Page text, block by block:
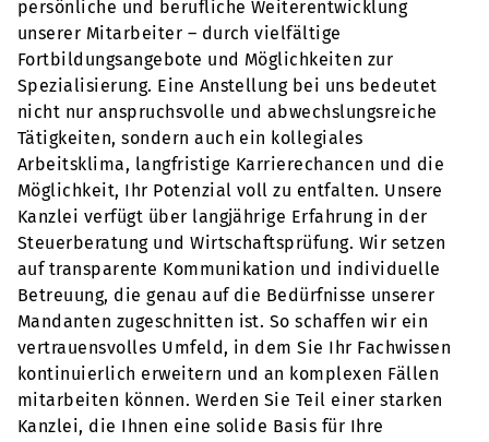
persönliche und berufliche Weiterentwicklung
unserer Mitarbeiter – durch vielfältige
Fortbildungsangebote und Möglichkeiten zur
Spezialisierung. Eine Anstellung bei uns bedeutet
nicht nur anspruchsvolle und abwechslungsreiche
Tätigkeiten, sondern auch ein kollegiales
Arbeitsklima, langfristige Karrierechancen und die
Möglichkeit, Ihr Potenzial voll zu entfalten. Unsere
Kanzlei verfügt über langjährige Erfahrung in der
Steuerberatung und Wirtschaftsprüfung. Wir setzen
auf transparente Kommunikation und individuelle
Betreuung, die genau auf die Bedürfnisse unserer
Mandanten zugeschnitten ist. So schaffen wir ein
vertrauensvolles Umfeld, in dem Sie Ihr Fachwissen
kontinuierlich erweitern und an komplexen Fällen
mitarbeiten können. Werden Sie Teil einer starken
Kanzlei, die Ihnen eine solide Basis für Ihre